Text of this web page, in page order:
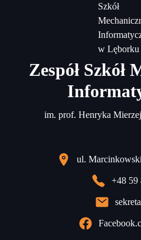
Zespół Szkół
im. prof. Henryka
ul.
+48 59